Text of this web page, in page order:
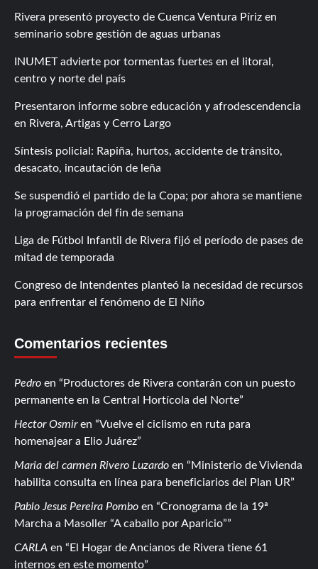
Rivera presentó proyecto de Cuenca Ventura Píriz en
seminario sobre gestión de aguas urbanas
INUMET advierte por tormentas fuertes en el litoral,
centro y norte del país
Presentaron informe sobre educación y afrodescendencia
en Rivera, Artigas y Cerro Largo
Síntesis policial: Rapiña, hurtos, accidente de tránsito,
desacato, incautación de leña
Se suspendió el partido de la Copa; por ahora se mantiene
la programación del fin de semana
Liga de Fútbol Infantil de Rivera fijó el período de pases de
mitad de temporada
Congreso de Intendentes planteó la necesidad de recursos
para enfrentar el fenómeno de El Niño
Comentarios recientes
Pedro en
Productores de Rivera contarán con un puesto
permanente en la Central Hortícola del Norte
Hector Osmiren
Vuelve el ciclismo en ruta para
homenajear a Elio Juárez
Maria del carmen Rivero Luzardo en
Ministerio de Vivienda
habilita consulta en línea para beneficiarios del Plan UR
Pablo Jesus Pereira Pombo en
Cronograma de la 19ª
Marcha a Masoller “A caballo por Aparicio”
CARLA en
El Hogar de Ancianos de Rivera tiene 61
internos en este momento